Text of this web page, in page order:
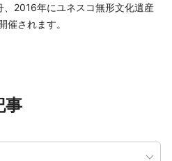
、2016年にユネスコ無形文化遺産
催されます。
事